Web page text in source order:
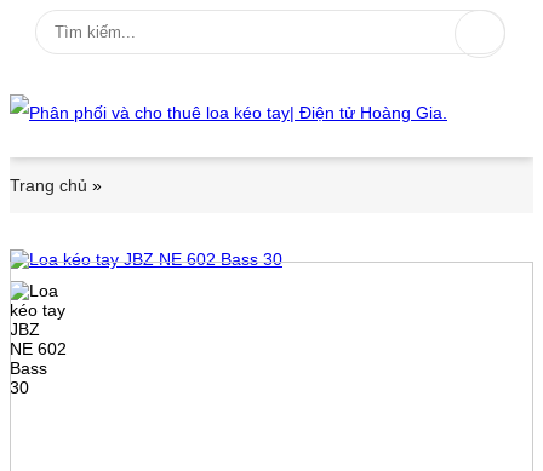
Trang chủ »